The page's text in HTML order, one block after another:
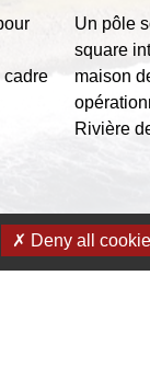
cadre
Un pôle
square
maison
Rivière
Deny all